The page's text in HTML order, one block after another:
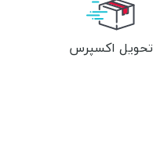
تحویل اکسپرس